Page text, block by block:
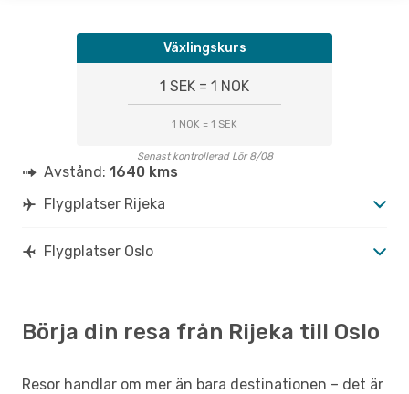
Växlingskurs
1 SEK = 1 NOK
1 NOK = 1 SEK
Senast kontrollerad Lör 8/08
Avstånd: 1640 kms
Flygplatser Rijeka
Flygplatser Oslo
Börja din resa från Rijeka till Oslo
Resor handlar om mer än bara destinationen – det är